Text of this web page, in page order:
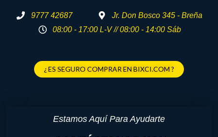
9777 42687
Jr. Don Bosco 345 - Breña
08:00 - 17:00 L-V // 08:00 - 14:00 Sáb
¿ ES SEGURO COMPRAR EN BIXCI.COM ?
Estamos Aquí Para Ayudarte